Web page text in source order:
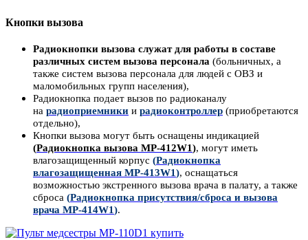
Кнопки вызова
Радиокнопки вызова служат для работы в составе
различных систем вызова персонала (больничных, а
также систем вызова персонала для людей с ОВЗ и
маломобильных групп населения),
Радиокнопка подает вызов по радиоканалу
на радиоприемники и радиоконтроллер (приобретаются
отдельно),
Кнопки вызова могут быть оснащены индикацией
(Радиокнопка вызова MP-412W1), могут иметь
влагозащищенный корпус (Радиокнопка
влагозащищенная MP-413W1), оснащаться
возможностью экстренного вызова врача в палату, а также
сброса (Радиокнопка присутствия/сброса и вызова
врача MP-414W1).